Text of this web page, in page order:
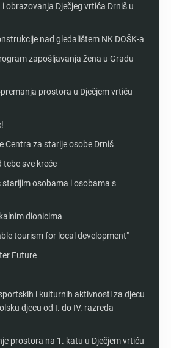
obrazovanja Dječjeg vrtića Drniš u
nad gledalištem NK DOŠK-a
zapošljavanja žena u Gradu
prostora u Dječjem vrtiću
Centra za starije osobe Drniš
tebe sve kreće
starijim osobama i osobama s
dionicima
tourism for local development"
Future
i kulturnih aktivnosti za djecu
djecu od I. do IV. razreda
prostora na 1. katu u Dječjem vrtiću